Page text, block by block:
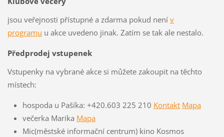
jsou veřejnosti přístupné a zdarma pokud není v
programu u akce uvedeno jinak. Zatím se tak ale nestalo.
Předprodej vstupenek
Vstupenky na vybrané akce si můžete zakoupit na těchto
místech:
hospoda u Pašíka: +420.603 225 210 Kontakt Mapa
večerka Marika Mapa
Mic(městské informační centrum) kino Kosmos